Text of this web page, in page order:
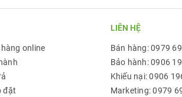
online
đặt
LIÊN HỆ
Bán hàng: 0979
Bảo hành: 0906
Khiếu nại: 0906
Marketing: 0979